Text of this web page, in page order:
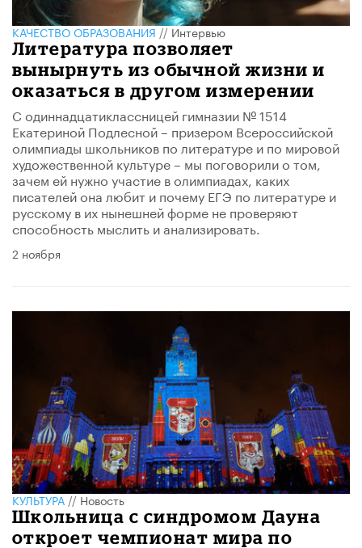
КАЧЕСТВО ОБРАЗОВАНИЯ//Интервью
Литература позволяет
вынырнуть из обычной жизни и
оказаться в другом измерении
С одиннадцатиклассницей гимназии № 1514
Екатериной Подлесной – призером Всероссийской
олимпиады школьников по литературе и по мировой
художественной культуре – мы поговорили о том,
зачем ей нужно участие в олимпиадах, каких
писателей она любит и почему ЕГЭ по литературе и
русскому в их нынешней форме не проверяют
способность мыслить и анализировать.
2 ноября
КУЛЬТУРА//Новость
Школьница с синдромом Дауна
откроет чемпионат мира по